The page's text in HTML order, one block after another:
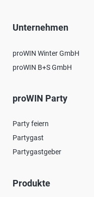
Unternehmen
proWIN Winter GmbH
proWIN B+S GmbH
proWIN Party
Party feiern
Partygast
Partygastgeber
Produkte